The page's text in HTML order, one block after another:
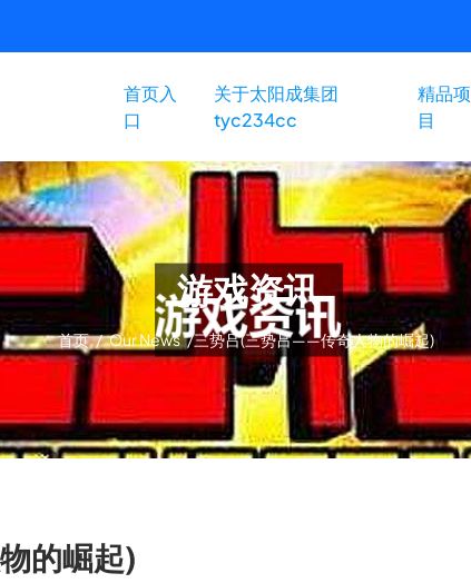
首页入
口
关于太阳成集团
tyc234cc
精品项
目
游戏资讯
首页 / Our News /三势吕(三势吕——传奇人物的崛起)
的崛起)